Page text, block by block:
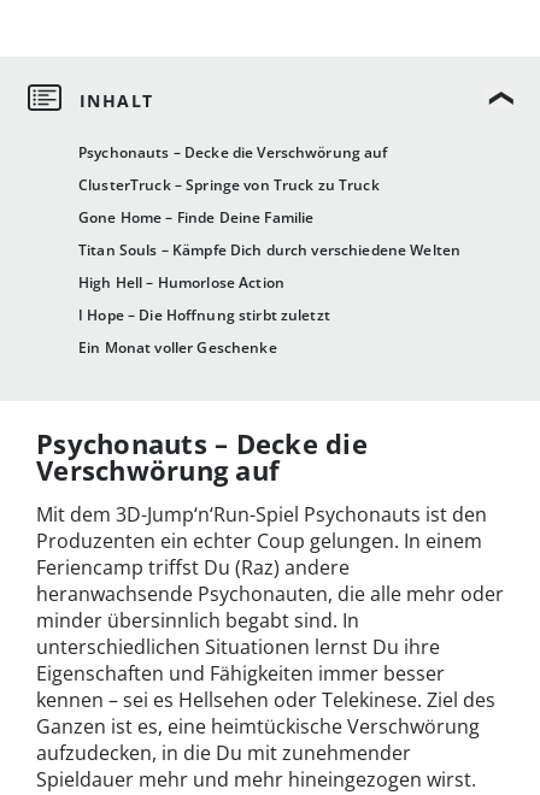
Psychonauts – Decke die Verschwörung auf
ClusterTruck – Springe von Truck zu Truck
Gone Home – Finde Deine Familie
Titan Souls – Kämpfe Dich durch verschiedene Welten
High Hell – Humorlose Action
I Hope – Die Hoffnung stirbt zuletzt
Ein Monat voller Geschenke
Psychonauts – Decke die
Verschwörung auf
Mit dem 3D-Jump‘n‘Run-Spiel Psychonauts ist den
Produzenten ein echter Coup gelungen. In einem
Feriencamp triffst Du (Raz) andere
heranwachsende Psychonauten, die alle mehr oder
minder übersinnlich begabt sind. In
unterschiedlichen Situationen lernst Du ihre
Eigenschaften und Fähigkeiten immer besser
kennen – sei es Hellsehen oder Telekinese. Ziel des
Ganzen ist es, eine heimtückische Verschwörung
aufzudecken, in die Du mit zunehmender
Spieldauer mehr und mehr hineingezogen wirst.